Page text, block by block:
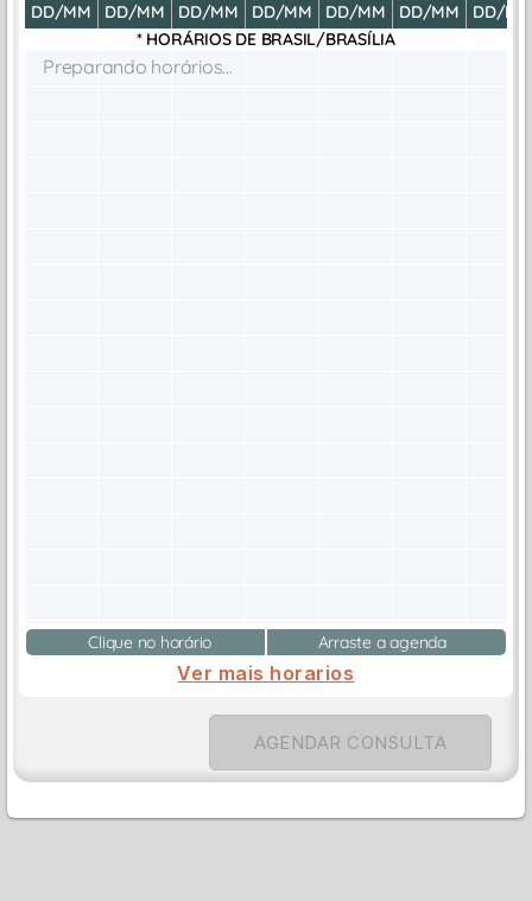
DD/MM
DD/MM
DD/MM
DD/MM
DD/MM
DD/MM
DD/MM
* HORÁRIOS DE BRASIL/BRASÍLIA
Preparando horários...
Clique no horário Arraste a agenda
Ver mais horarios
AGENDAR CONSULTA